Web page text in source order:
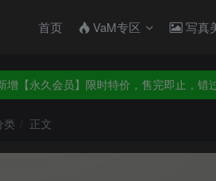
首页 VaM专区 写真
增【永久会员】限时特价，售完即止，错
增【永久会员】限时特价，售完即止，错
类 正文